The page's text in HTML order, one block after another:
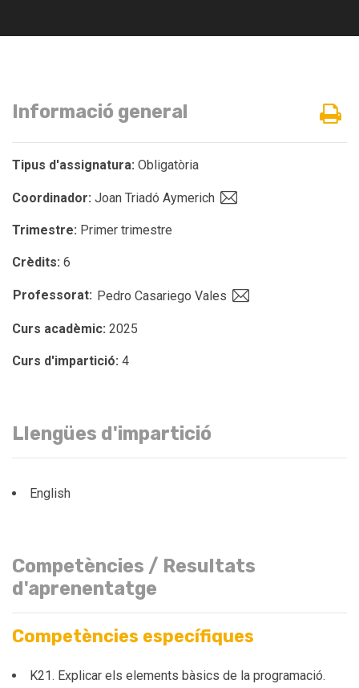
Informació general
Tipus d'assignatura: Obligatòria
Coordinador: Joan Triadó Aymerich
Trimestre: Primer trimestre
Crèdits: 6
Professorat: Pedro Casariego Vales
Curs acadèmic: 2025
Curs d'impartició: 4
Llengües d'impartició
English
Competències / Resultats
d'aprenentatge
Competències específiques
K21. Explicar els elements bàsics de la programació.